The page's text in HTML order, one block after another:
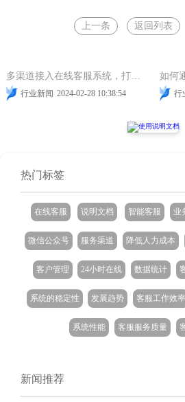
上一条 返回列表
多渠道接入在线客服系统，打造完美客服体验！
行业新闻 2024-02-28 10:38:54 行
热门标签
在线客服 说明文档 智能客服 业
微信公众号 服务渠道 降低人力成本
客户管理 24小时在线 数据统计
系统的稳定性 发展趋势 客服工作效率
系统性能 客服服务质量
新闻推荐